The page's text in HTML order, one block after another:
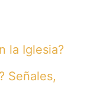
la Iglesia?
Señales,